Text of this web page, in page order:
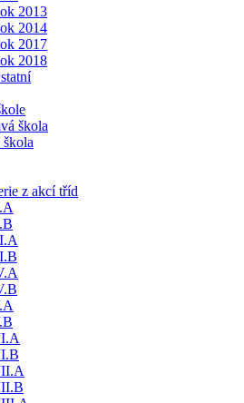
2013
2014
2017
2018
škola
škola
z akcí tříd